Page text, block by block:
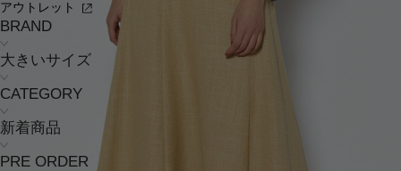
アウトレット
BRAND
大きいサイズ
CATEGORY
新着商品
PRE ORDER